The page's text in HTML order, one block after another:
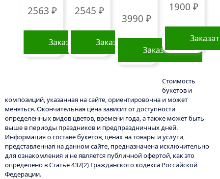
выбрать
товара.
2563 ₽
Заказать
2545 ₽
Заказать
3990 ₽
Заказать
1900 ₽
Стоимость
букетов и
композиций, указанная на сайте, ориентировочна и может
меняться. Окончательная цена зависит от доступности
определенных видов цветов, времени года, а также может быть
выше в периоды праздников и предпраздничных дней.
Информация о составе букетов, ценах на товары и услуги,
представленная на данном сайте, предназначена исключительно
для ознакомления и не является публичной офертой, как это
определено в Статье 437(2) Гражданского кодекса Российской
Федерации.